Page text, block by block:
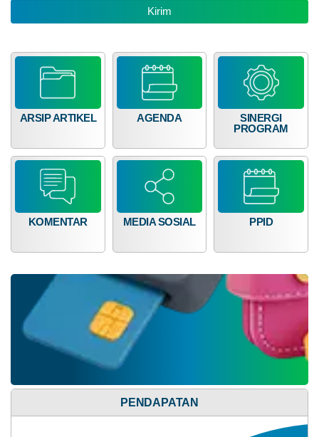
ARSIP ARTIKEL AGENDA
SINERGI
PROGRAM
KOMENTAR MEDIA SOSIAL PPID
PENDAPATAN
Dana Desa
985.409.000,00
Realisasi